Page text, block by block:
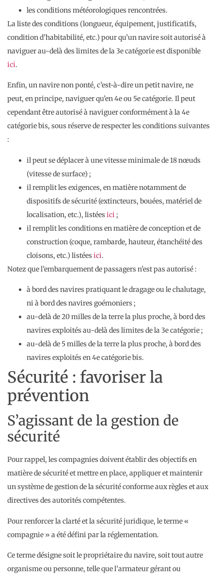
les conditions météorologiques rencontrées.
La liste des conditions (longueur, équipement, justificatifs,
condition d’habitabilité, etc.) pour qu’un navire soit autorisé à
naviguer au-delà des limites de la 3e catégorie est disponible
ici.
Enfin, un navire non ponté, c’est-à-dire un petit navire, ne
peut, en principe, naviguer qu’en 4e ou 5e catégorie. Il peut
cependant être autorisé à naviguer conformément à la 4e
catégorie bis, sous réserve de respecter les conditions suivantes
:
il peut se déplacer à une vitesse minimale de 18 nœuds
(vitesse de surface) ;
il remplit les exigences, en matière notamment de
dispositifs de sécurité (extincteurs, bouées, matériel de
localisation, etc.), listéesici;
il remplit les conditions en matière de conception et de
construction (coque, rambarde, hauteur, étanchéité des
cloisons, etc.) listéesici.
Notez que l’embarquement de passagers n’est pas autorisé :
à bord des navires pratiquant le dragage ou le chalutage,
ni à bord des navires goémoniers ;
au-delà de 20 milles de la terre la plus proche, à bord des
navires exploités au-delà des limites de la 3e catégorie ;
au-delà de 5 milles de la terre la plus proche, à bord des
navires exploités en 4e catégorie bis.
Sécurité : favoriser la
prévention
S’agissant de la gestion de
sécurité
Pour rappel, les compagnies doivent établir des objectifs en
matière de sécurité et mettre en place, appliquer et maintenir
un système de gestion de la sécurité conforme aux règles et aux
directives des autorités compétentes.
Pour renforcer la clarté et la sécurité juridique, le terme «
compagnie » a été défini par la réglementation.
Ce terme désigne soit le propriétaire du navire, soit tout autre
organisme ou personne, telle que l’armateur gérant ou